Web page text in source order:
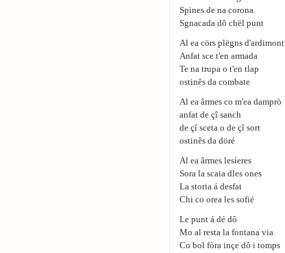
Spines de na corona
Sgnacada dô chël punt
Al ea cörs plëgns d'ardimont
Anfat sce t'en armada
Te na trupa o t'en tlap
ostinês da combate
Al ea ârmes co m'ea damprò
anfat de çî sanch
de çî sceta o de çî sort
ostinês da döré
Al ea ârmes lesíeres
Sora la scaia dles ones
La storia á desfat
Chi co orea les sofié
Le punt á dé dô
Mo al resta la fontana via
Co bol fòra inçe dô i tomps